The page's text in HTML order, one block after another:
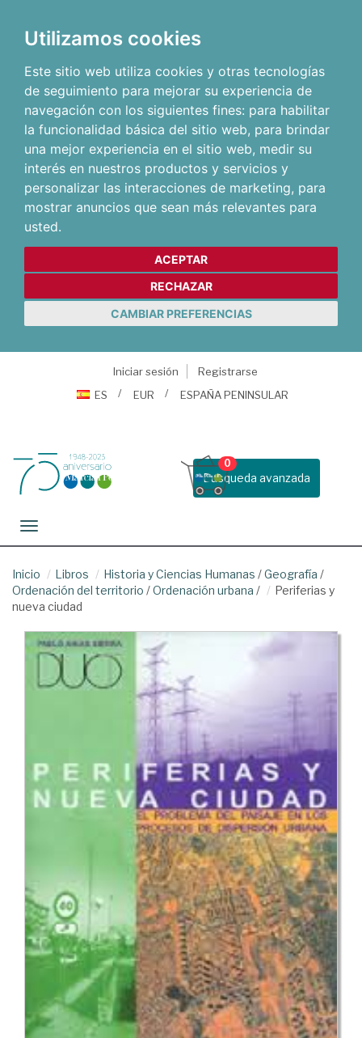
Utilizamos cookies
Este sitio web utiliza cookies y otras tecnologías
de seguimiento para mejorar su experiencia de
navegación con los siguientes fines: para habilitar
la funcionalidad básica del sitio web, para brindar
una mejor experiencia en el sitio web, medir su
interés en nuestros productos y servicios y
personalizar las interacciones de marketing, para
mostrar anuncios que sean más relevantes para
usted.
ACEPTAR
RECHAZAR
CAMBIAR PREFERENCIAS
Iniciar sesión
Registrarse
ES
EUR ESPAÑA PENINSULAR
Busqueda avanzada
0
Toggle navigation
Inicio Libros Historia y Ciencias Humanas /Geografía /
Ordenación del territorio /Ordenación urbana /
Periferias y
nueva ciudad